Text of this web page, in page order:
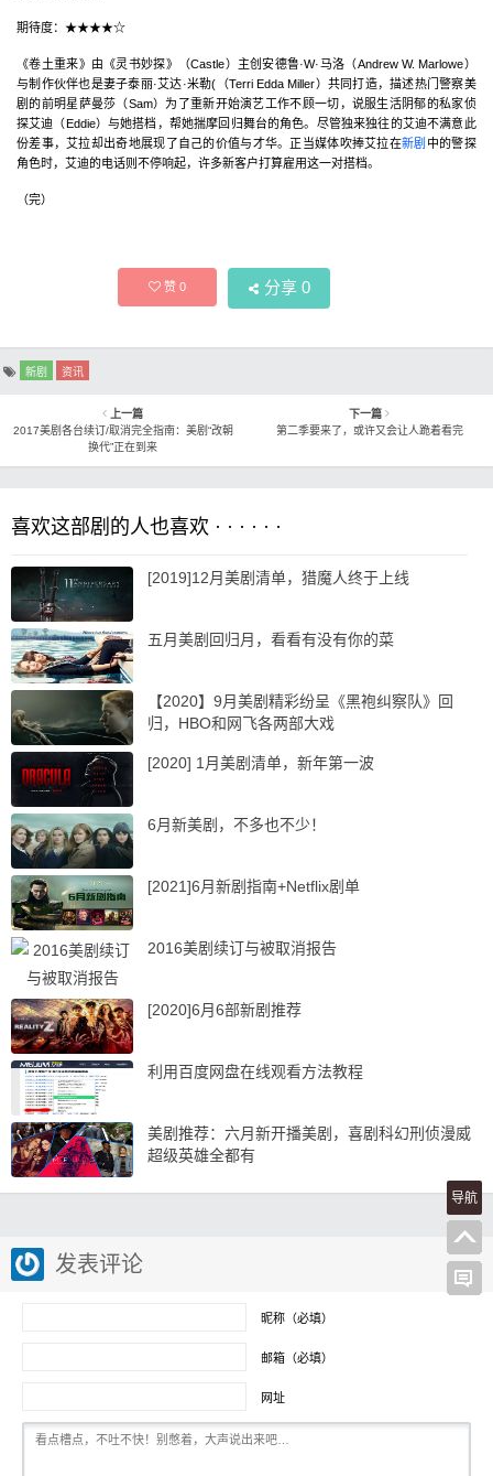
期待度：★★★★☆
《卷土重来》由《灵书妙探》（Castle）主创安德鲁·W·马洛（Andrew W. Marlowe）
与制作伙伴也是妻子泰丽·艾达·米勒(（Terri Edda Miller）共同打造，描述热门警察美
剧的前明星萨曼莎（Sam）为了重新开始演艺工作不顾一切，说服生活阴郁的私家侦
探艾迪（Eddie）与她搭档，帮她揣摩回归舞台的角色。尽管独来独往的艾迪不满意此
份差事，艾拉却出奇地展现了自己的价值与才华。正当媒体吹捧艾拉在新剧 中的警探
角色时，艾迪的电话则不停响起，许多新客户打算雇用这一对搭档。
（完）​​​​
赞0 分享 0
新剧 资讯
上一篇
2017美剧各台续订/取消完全指南：美剧“改朝
换代”正在到来
下一篇
第二季要来了，或许又会让人跪着看完
喜欢这部剧的人也喜欢 · · · · · ·
[2019]12月美剧清单，猎魔人终于上线
五月美剧回归月，看看有没有你的菜
【2020】9月美剧精彩纷呈《黑袍纠察队》回
归，HBO和网飞各两部大戏
[2020] 1月美剧清单，新年第一波
6月新美剧，不多也不少！
[2021]6月新剧指南+Netflix剧单
2016美剧续订与被取消报告
[2020]6月6部新剧推荐
利用百度网盘在线观看方法教程
美剧推荐：六月新开播美剧，喜剧科幻刑侦漫威
超级英雄全都有
发表评论
昵称（必填）
邮箱（必填）
网址
导航